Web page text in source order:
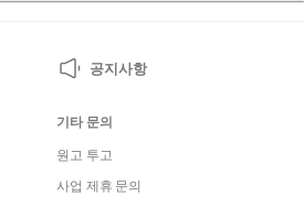
공지사항
기타 문의
원고 투고
사업 제휴 문의